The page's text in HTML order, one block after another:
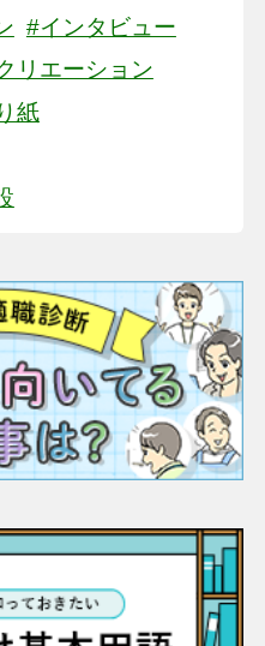
#インタビュー
リエーション
紙